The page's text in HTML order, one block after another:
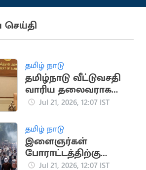
தமிழ் நாடு
தமிழ்நாடு வீட்டுவசதி
வாரிய தலைவராக
தவெக நிர்வாகி சிவா
Jul 21, 2026, 12:07 IST
தமிழ் நாடு
இளைஞர்கள்
போராட்டத்திற்கு
நடிகை ப்ரீத்தி ஜிந்தா
Jul 21, 2026, 12:07 IST